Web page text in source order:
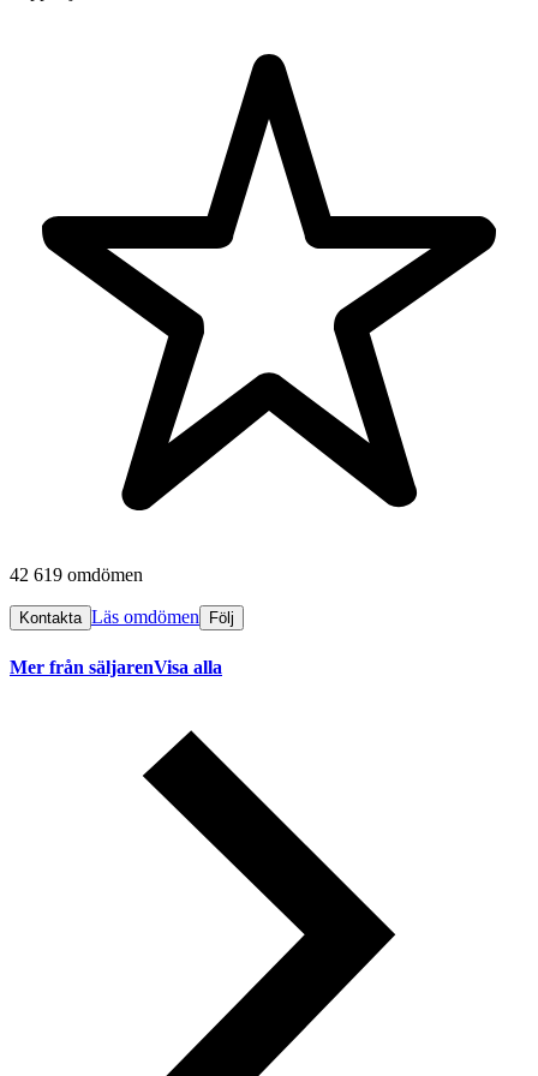
42 619 omdömen
Kontakta Läs omdömen Följ
Mer från säljarenVisa alla